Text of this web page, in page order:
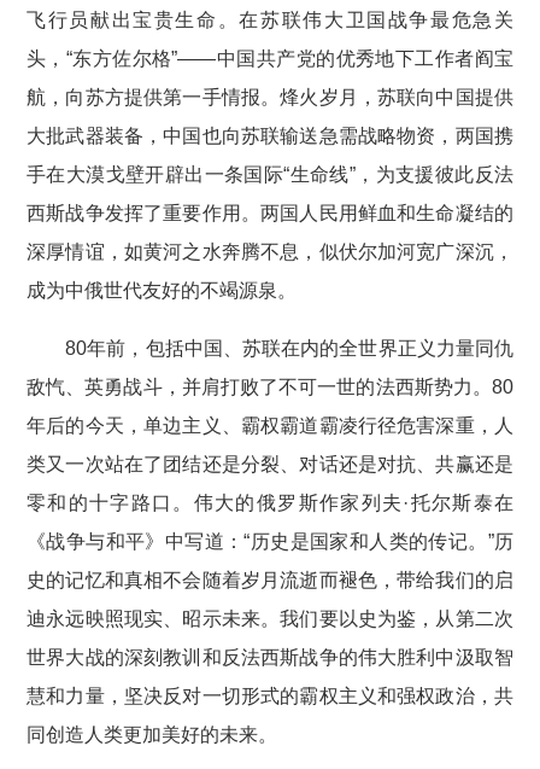
飞行员献出宝贵生命。在苏联伟大卫国战争最危急关
头，“东方佐尔格”——中国共产党的优秀地下工作者阎宝
航，向苏方提供第一手情报。烽火岁月，苏联向中国提供
大批武器装备，中国也向苏联输送急需战略物资，两国携
手在大漠戈壁开辟出一条国际“生命线”，为支援彼此反法
西斯战争发挥了重要作用。两国人民用鲜血和生命凝结的
深厚情谊，如黄河之水奔腾不息，似伏尔加河宽广深沉，
成为中俄世代友好的不竭源泉。
80年前，包括中国、苏联在内的全世界正义力量同仇
敌忾、英勇战斗，并肩打败了不可一世的法西斯势力。80
年后的今天，单边主义、霸权霸道霸凌行径危害深重，人
类又一次站在了团结还是分裂、对话还是对抗、共赢还是
零和的十字路口。伟大的俄罗斯作家列夫·托尔斯泰在
《战争与和平》中写道：“历史是国家和人类的传记。”历
史的记忆和真相不会随着岁月流逝而褪色，带给我们的启
迪永远映照现实、昭示未来。我们要以史为鉴，从第二次
世界大战的深刻教训和反法西斯战争的伟大胜利中汲取智
慧和力量，坚决反对一切形式的霸权主义和强权政治，共
同创造人类更加美好的未来。